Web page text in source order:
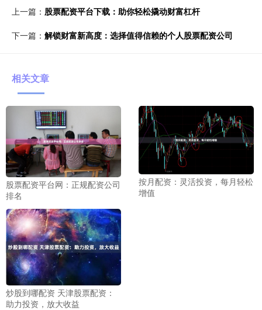
上一篇： 股票配资平台下载：助你轻松撬动财富杠杆
下一篇： 解锁财富新高度：选择值得信赖的个人股票配资公司
相关文章
股票配资平台网：正规配资公司
排名
按月配资：灵活投资，每月轻松
增值
炒股到哪配资 天津股票配资：
助力投资，放大收益